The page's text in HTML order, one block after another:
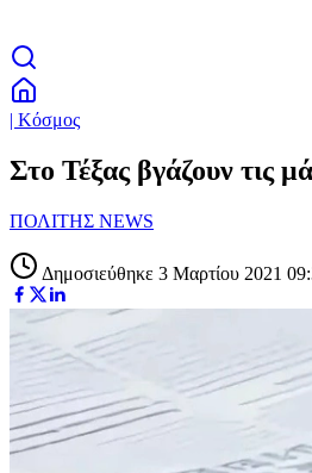
| Κόσμος
Στο Τέξας βγάζουν τις
ΠΟΛΙΤΗΣ NEWS
Δημοσιεύθηκε 3 Μαρτίου 2021